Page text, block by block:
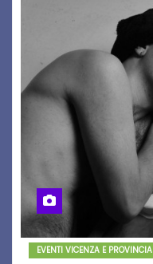
EVENTI VICENZA E PROVINCIA